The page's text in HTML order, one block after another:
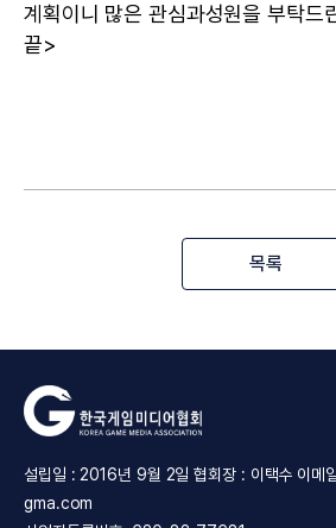
계획이니 많은 관심과성원을 부탁드
끝>
목록
설립일 : 2016년 9월 2일 협회장 : 이택수 이
gma.com